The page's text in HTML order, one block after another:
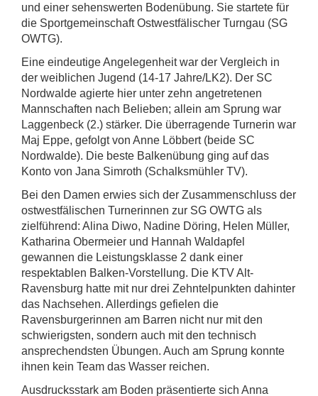
und einer sehenswerten Bodenübung. Sie startete für
die Sportgemeinschaft Ostwestfälischer Turngau (SG
OWTG).
Eine eindeutige Angelegenheit war der Vergleich in
der weiblichen Jugend (14-17 Jahre/LK2). Der SC
Nordwalde agierte hier unter zehn angetretenen
Mannschaften nach Belieben; allein am Sprung war
Laggenbeck (2.) stärker. Die überragende Turnerin war
Maj Eppe, gefolgt von Anne Löbbert (beide SC
Nordwalde). Die beste Balkenübung ging auf das
Konto von Jana Simroth (Schalksmühler TV).
Bei den Damen erwies sich der Zusammenschluss der
ostwestfälischen Turnerinnen zur SG OWTG als
zielführend: Alina Diwo, Nadine Döring, Helen Müller,
Katharina Obermeier und Hannah Waldapfel
gewannen die Leistungsklasse 2 dank einer
respektablen Balken-Vorstellung. Die KTV Alt-
Ravensburg hatte mit nur drei Zehntelpunkten dahinter
das Nachsehen. Allerdings gefielen die
Ravensburgerinnen am Barren nicht nur mit den
schwierigsten, sondern auch mit den technisch
ansprechendsten Übungen. Auch am Sprung konnte
ihnen kein Team das Wasser reichen.
Ausdrucksstark am Boden präsentierte sich Anna